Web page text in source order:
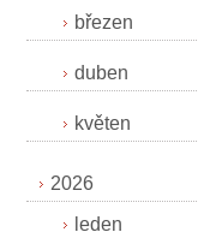
březen
duben
květen
2026
leden